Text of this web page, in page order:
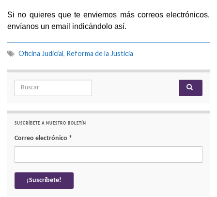
Si no quieres que te enviemos más correos electrónicos,
envíanos un email indicándolo así.
Oficina Judicial, Reforma de la Justicia
Search for:
SUSCRÍBETE A NUESTRO BOLETÍN
Correo electrónico *